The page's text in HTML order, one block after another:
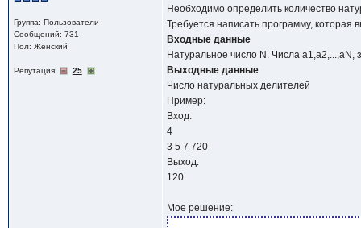
Группа: Пользователи
Сообщений: 731
Пол: Женский
Репутация: 25
Необходимо определить количество
Требуется написать программу,
Входные данные
Натуральное число N. Числа a1,a2,...,aN,
Выходные данные
Число натуральных делителей
Пример:
Вход:
4
3 5 7 720
Выход:
120
Мое решение: